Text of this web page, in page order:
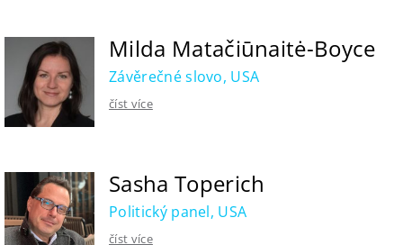
Milda Matačiūnaitė-Boyce
Závěrečné slovo, USA
číst více
Sasha Toperich
Politický panel, USA
číst více